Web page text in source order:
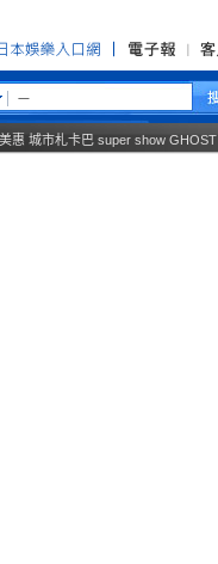
惠 城市札卡巴 super show GHOST